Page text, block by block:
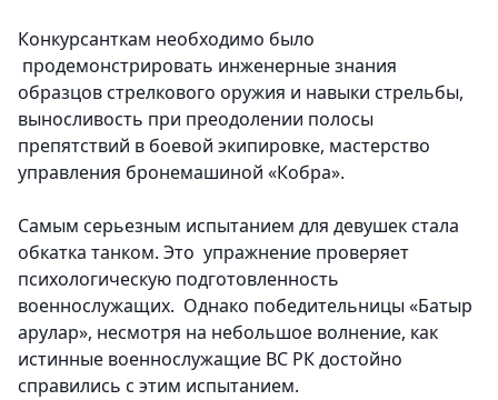
Конкурсанткам необходимо было
продемонстрировать инженерные знания
образцов стрелкового оружия и навыки стрельбы,
выносливость при преодолении полосы
препятствий в боевой экипировке, мастерство
управления бронемашиной «Кобра».
Самым серьезным испытанием для девушек стала
обкатка танком. Это упражнение проверяет
психологическую подготовленность
военнослужащих. Однако победительницы «Батыр
арулар», несмотря на небольшое волнение, как
истинные военнослужащие ВС РК достойно
справились с этим испытанием.